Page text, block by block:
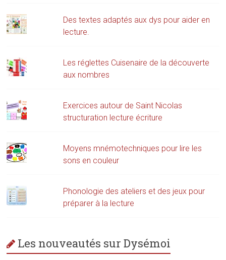
Des textes adaptés aux dys pour aider en
lecture.
Les réglettes Cuisenaire de la découverte
aux nombres
Exercices autour de Saint Nicolas
structuration lecture écriture
Moyens mnémotechniques pour lire les
sons en couleur
Phonologie des ateliers et des jeux pour
préparer à la lecture
Les nouveautés sur Dysémoi